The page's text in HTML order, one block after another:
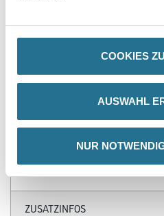
COOKIES
AUSWAHL
NUR
- Produktart: Dämmunterlage
- Abmessung: 25,0 x 1,0 m
- Inhalt: 25
- Gesamtstärke: 1,6 mm
- Trittschallverbesserung: 18 dB
- Gehschallverbeserung: 14 %
ZUSATZINFOS